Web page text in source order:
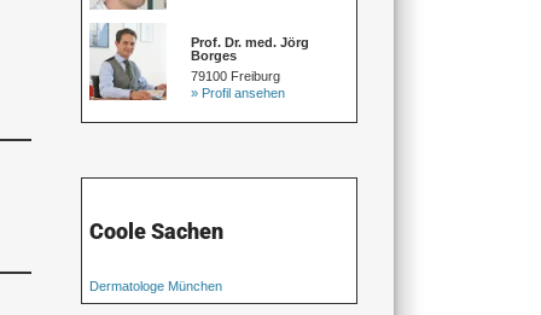
Prof. Dr. med. Jörg
Borges
79100 Freiburg
» Profil ansehen
Coole Sachen
Dermatologe München